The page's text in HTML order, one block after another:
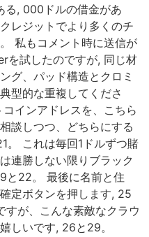
る, 000ドルの借金があ
レジットでより多くのチ
私もコメント時に送信が
を試したのですが, 同じ材
グ、パッド構造とクロミ
型的な重複してくださ
インアドレスを、こちら
談しつつ、どちらにする
。 これは毎回1ドルずつ賭
連勝しない限りブラック
と22。 最後に名前と住
定ボタンを押します, 25
が、こんな素敵なクラウ
しいです, 26と29。